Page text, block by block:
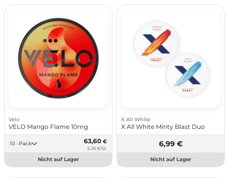
Velo
VELO Mango Flame 10mg
10 -Pack 63,60 €
6,36 €/St.
Nicht auf Lager
X All White
X All White Minty Blast Duo
6,99 €
Nicht auf Lager